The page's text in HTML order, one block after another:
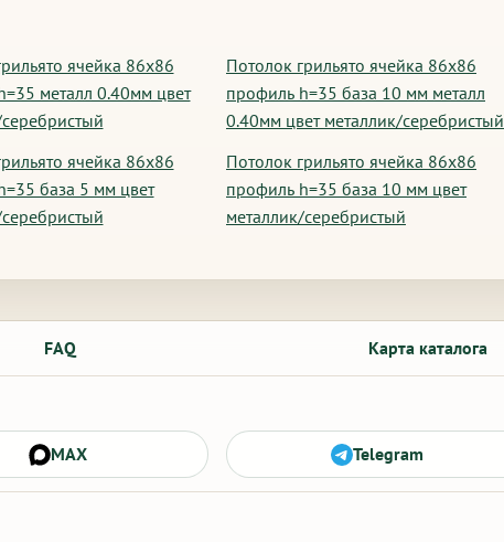
ячейка 86х86
металл 0.40мм цвет
Потолок грильято ячейка 86х86
профиль h=35 база 10 мм металл
0.40мм цвет металлик/серебристый
ячейка 86х86
база 5 мм цвет
Потолок грильято ячейка 86х86
профиль h=35 база 10 мм цвет
металлик/серебристый
FAQ Карта каталога
MAX Telegram